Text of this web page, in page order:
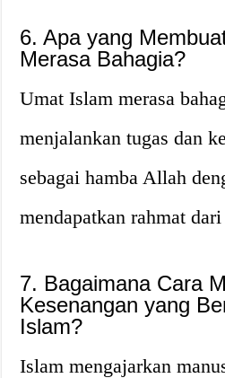
6. Apa yang
Merasa Bahagia?
Umat Islam merasa
menjalankan tugas dan
sebagai hamba Allah
mendapatkan rahmat
7. Bagaimana Cara
Kesenangan yang
Islam?
Islam mengajarkan